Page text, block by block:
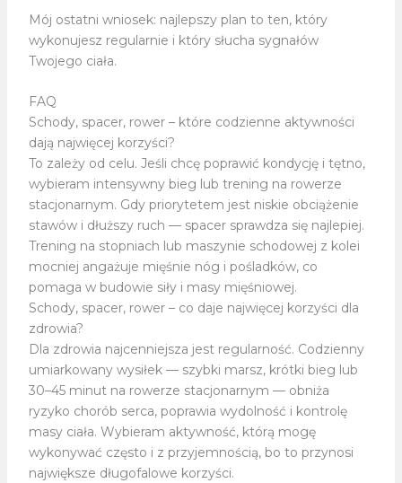
Mój ostatni wniosek: najlepszy plan to ten, który
wykonujesz regularnie i który słucha sygnałów
Twojego ciała.
FAQ
Schody, spacer, rower – które codzienne aktywności
dają najwięcej korzyści?
To zależy od celu. Jeśli chcę poprawić kondycję i tętno,
wybieram intensywny bieg lub trening na rowerze
stacjonarnym. Gdy priorytetem jest niskie obciążenie
stawów i dłuższy ruch — spacer sprawdza się najlepiej.
Trening na stopniach lub maszynie schodowej z kolei
mocniej angażuje mięśnie nóg i pośladków, co
pomaga w budowie siły i masy mięśniowej.
Schody, spacer, rower – co daje najwięcej korzyści dla
zdrowia?
Dla zdrowia najcenniejsza jest regularność. Codzienny
umiarkowany wysiłek — szybki marsz, krótki bieg lub
30–45 minut na rowerze stacjonarnym — obniża
ryzyko chorób serca, poprawia wydolność i kontrolę
masy ciała. Wybieram aktywność, którą mogę
wykonywać często i z przyjemnością, bo to przynosi
największe długofalowe korzyści.